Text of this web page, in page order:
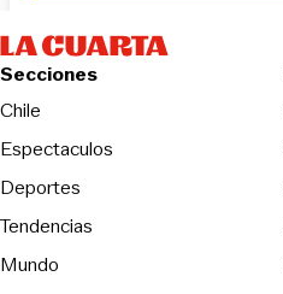
Secciones
Chile
Espectaculos
Deportes
Tendencias
Mundo